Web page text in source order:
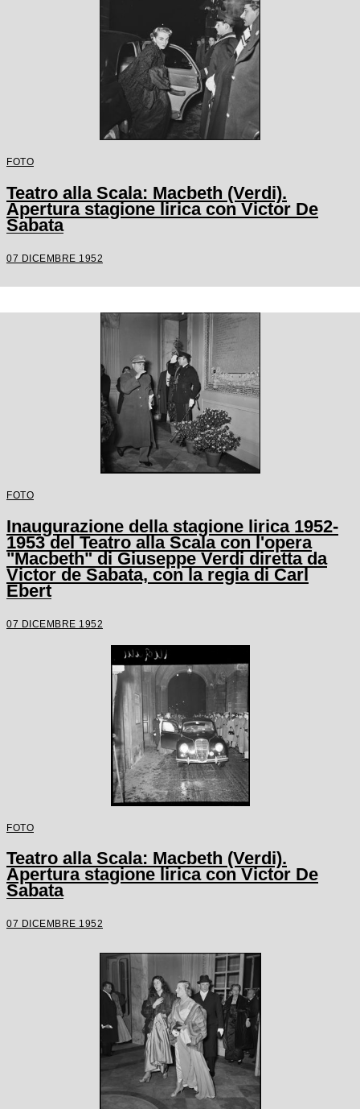
FOTO
Teatro alla Scala: Macbeth (Verdi).
Apertura stagione lirica con Victor De
Sabata
07 DICEMBRE 1952
FOTO
Inaugurazione della stagione lirica 1952-
1953 del Teatro alla Scala con l'opera
"Macbeth" di Giuseppe Verdi diretta da
Victor de Sabata, con la regia di Carl
Ebert
07 DICEMBRE 1952
FOTO
Teatro alla Scala: Macbeth (Verdi).
Apertura stagione lirica con Victor De
Sabata
07 DICEMBRE 1952